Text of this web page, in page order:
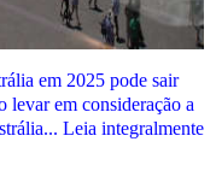
em 2025 pode sair
levar em consideração a
Leia integralmente